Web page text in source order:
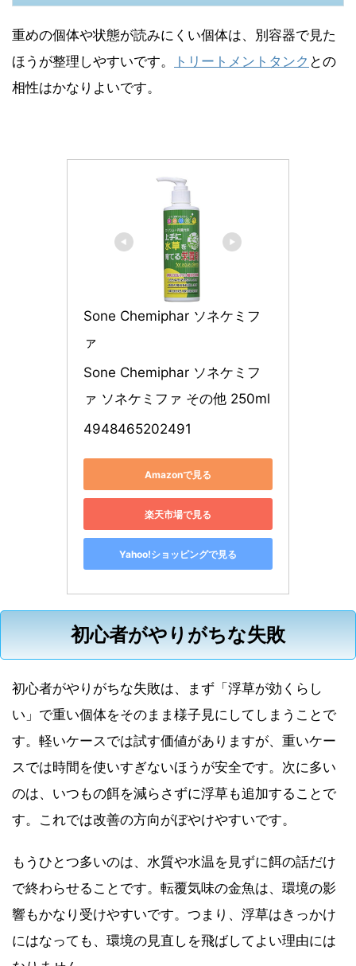
重めの個体や状態が読みにくい個体は、別容器で見た
ほうが整理しやすいです。
トリートメントタンク との
相性はかなりよいです。
Sone Chemiphar ソネケミフ
ァ
Sone Chemiphar ソネケミフ
ァ ソネケミファ その他 250ml
4948465202491
Amazonで見る
楽天市場で見る
Yahoo!ショッピングで見る
初心者がやりがちな失敗
初心者がやりがちな失敗は、まず「浮草が効くらし
い」で重い個体をそのまま様子見にしてしまうことで
す。軽いケースでは試す価値がありますが、重いケー
スでは時間を使いすぎないほうが安全です。次に多い
のは、いつもの餌を減らさずに浮草も追加することで
す。これでは改善の方向がぼやけやすいです。
もうひとつ多いのは、水質や水温を見ずに餌の話だけ
で終わらせることです。転覆気味の金魚は、環境の影
響もかなり受けやすいです。つまり、浮草はきっかけ
にはなっても、環境の見直しを飛ばしてよい理由には